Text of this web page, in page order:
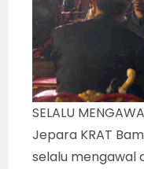
SELALU
Jepara KRAT
selalu mengawal